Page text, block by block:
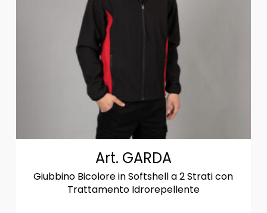
Art. GARDA
Giubbino Bicolore in Softshell a 2 Strati con
Trattamento Idrorepellente